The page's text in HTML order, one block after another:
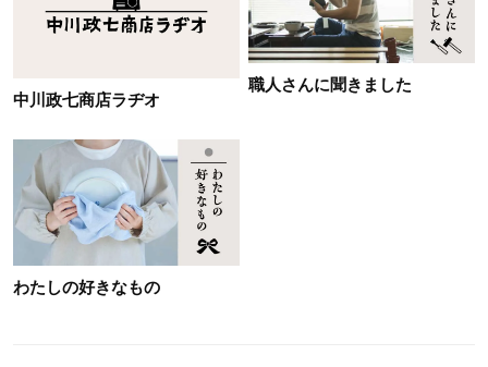
中川政七商店ラヂオ
職人さんに聞きました
わたしの好きなもの